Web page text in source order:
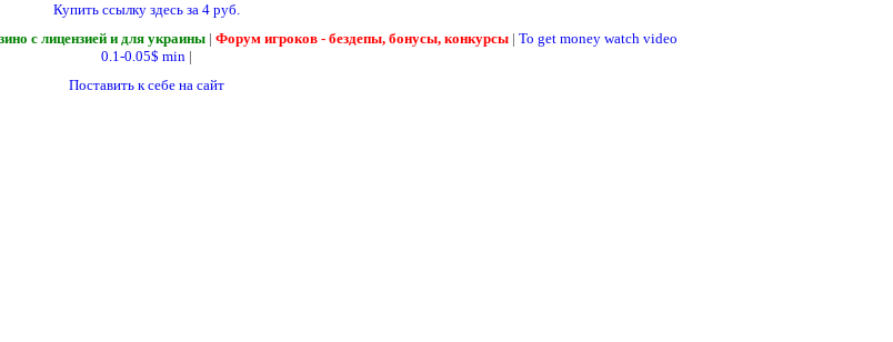
Купить ссылку здесь за 4 руб.
с лицензией и для украины | Форум игроков - бездепы, бонусы, конкурсы | To get money watch video
0.1-0.05$ min |
Поставить к себе на сайт